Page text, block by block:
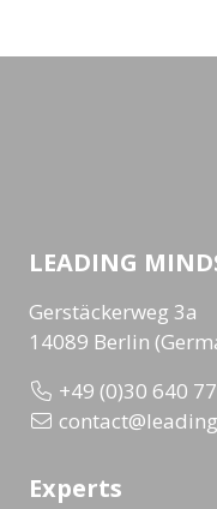
LEADING
Gerstäckerweg 3a
14089 Berlin
+49 (0)30 640
Experts